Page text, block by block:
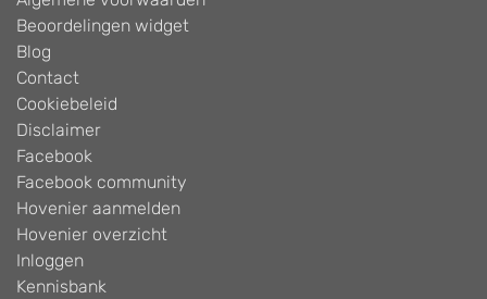
Beoordelingen widget
Blog
Contact
Cookiebeleid
Disclaimer
Facebook
Facebook community
Hovenier aanmelden
Hovenier overzicht
Inloggen
Kennisbank